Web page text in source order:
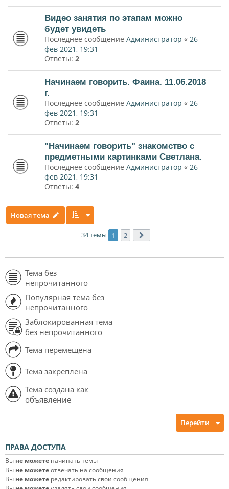
Видео занятия по этапам можно
будет увидеть
Последнее сообщение Администратор « 26
фев 2021, 19:31
Ответы: 2
Начинаем говорить. Фаина. 11.06.2018
г.
Последнее сообщение Администратор « 26
фев 2021, 19:31
Ответы: 2
"Начинаем говорить" знакомство с
предметными картинками Светлана.
Последнее сообщение Администратор « 26
фев 2021, 19:31
Ответы: 4
Новая тема
34 темы 1 2
Тема без
непрочитанного
Популярная тема без
непрочитанного
Заблокированная тема
без непрочитанного
Тема перемещена
Тема закреплена
Тема создана как
объявление
Перейти
ПРАВА ДОСТУПА
Вы не можете начинать темы
Вы не можетеотвечать на сообщения
Вы не можете редактировать свои сообщения